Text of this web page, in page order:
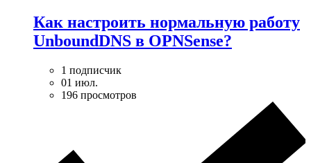
Как настроить нормальную работу
UnboundDNS в OPNSense?
1 подписчик
01 июл.
196 просмотров